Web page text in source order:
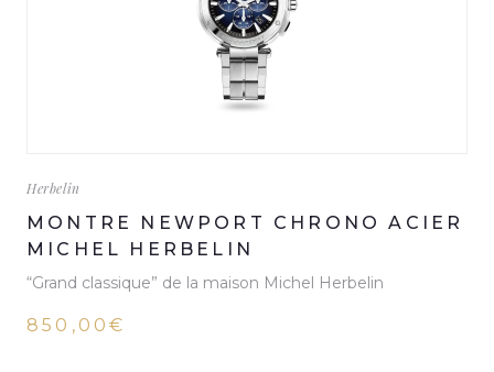
Herbelin
MONTRE NEWPORT CHRONO ACIER
MICHEL HERBELIN
“Grand classique” de la maison Michel Herbelin
850,00€